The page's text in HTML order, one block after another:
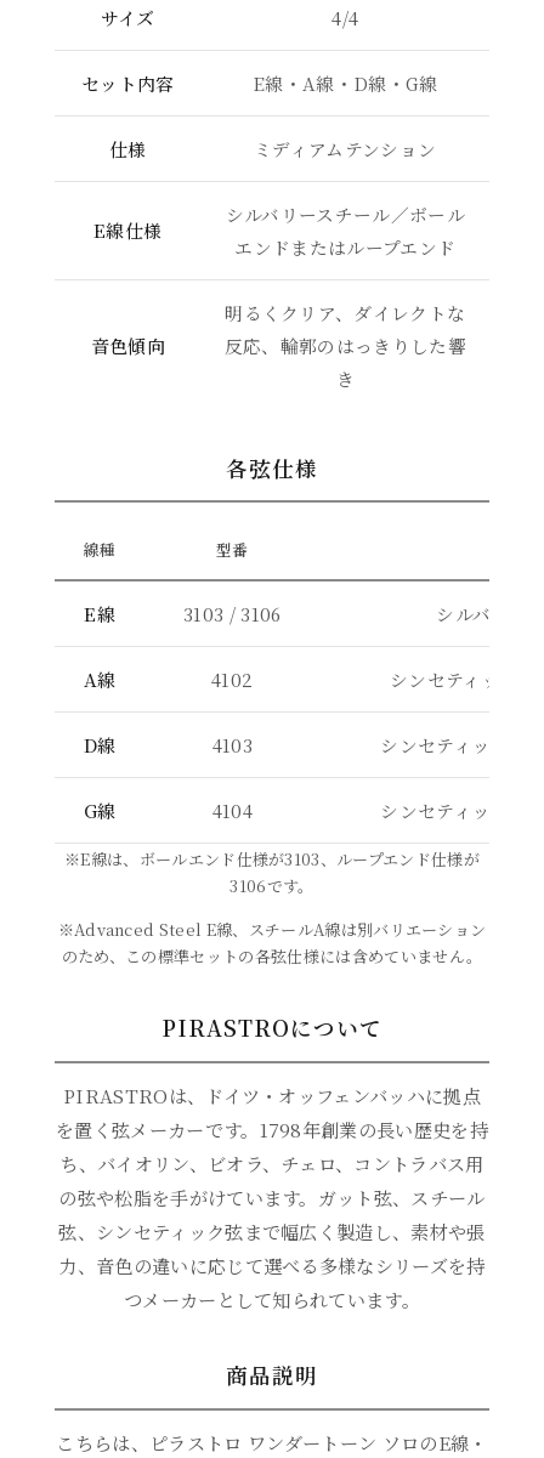
サイズ 4/4
セット内容 E線・A線・D線・G線
仕様 ミディアムテンション
E線仕様
シルバリースチール／ボール
エンドまたはループエンド
音色傾向
明るくクリア、ダイレクトな
反応、輪郭のはっきりした響
き
各弦仕様
線種 型番
E線 3103 / 3106 シルバリー
A線 4102 シンセティック
D線 4103 シンセティックコ
G線 4104 シンセティックコ
※E線は、ボールエンド仕様が3103、ループエンド仕様が
3106です。
※Advanced Steel E線、スチールA線は別バリエーション
のため、この標準セットの各弦仕様には含めていません。
PIRASTROについて
PIRASTROは、ドイツ・オッフェンバッハに拠点
を置く弦メーカーです。1798年創業の長い歴史を持
ち、バイオリン、ビオラ、チェロ、コントラバス用
の弦や松脂を手がけています。ガット弦、スチール
弦、シンセティック弦まで幅広く製造し、素材や張
力、音色の違いに応じて選べる多様なシリーズを持
つメーカーとして知られています。
商品説明
こちらは、ピラストロ ワンダートーン ソロのE線・